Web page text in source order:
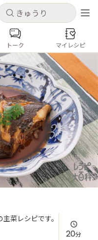
キャンセル
存できます
新規登録
キャンセル
コンテンツ
とうもろこし
ーヤ
トーク マイレシピ
菜レシピです。
20分